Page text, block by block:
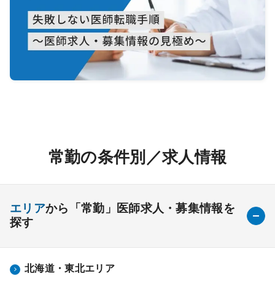
常勤の条件別／求人情報
エリアから「常勤」医師求人・募集情報を
探す
北海道・東北エリア